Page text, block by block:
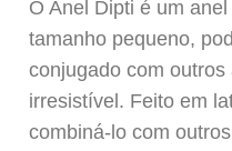
customer
O Anel Dipti é um
tamanho pequeno,
conjugado com
irresistível. Feito em
combiná-lo com